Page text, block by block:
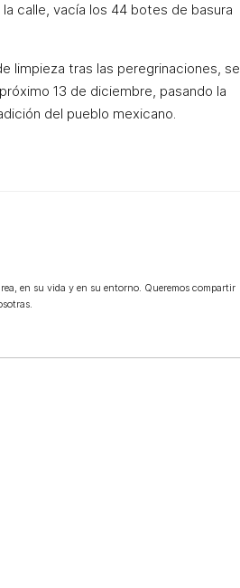
calle, vacía los 44 botes de basura
limpieza tras las peregrinaciones, se
13 de diciembre, pasando la
del pueblo mexicano.
en su vida y en su entorno. Queremos compartir